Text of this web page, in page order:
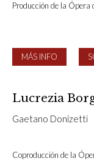
Producción de la Ópera
MÁS INFO
Lucrezia
Gaetano Donizetti
Coproducción de la